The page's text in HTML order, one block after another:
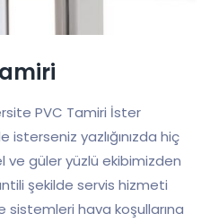
PVC Tamiri İster
yazlığınızda hiç
güler yüzlü ekibimizden
şekilde servis hizmeti
sistemleri hava koşullarına